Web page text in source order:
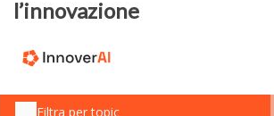
l’innovazione
Filtra per topic